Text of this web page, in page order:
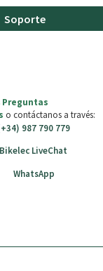
Soporte
Preguntas
o contáctanos a través:
987 790 779
Bikelec LiveChat
WhatsApp